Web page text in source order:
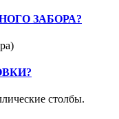
ЗАБОРА?
столбы.